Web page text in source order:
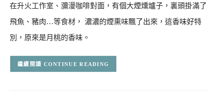
在升火工作室、瀰漫咖啡對面，有個大煙燻爐子，裏頭掛滿了
飛魚、豬肉…等食材， 濃濃的煙熏味飄了出來，這香味好特
別，原來是月桃的香味。
CONTINUE READING